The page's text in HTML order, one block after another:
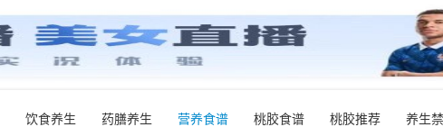
饮食养生 药膳养生 营养食谱 桃胶食谱 桃胶推荐 养生